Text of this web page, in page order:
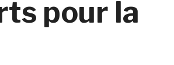
pour la